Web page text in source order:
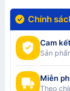
Chính
Cam
Sản
Miễn
Theo